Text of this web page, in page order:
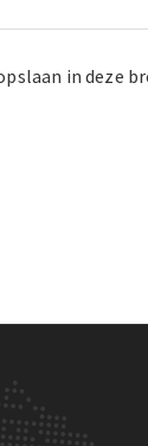
in deze